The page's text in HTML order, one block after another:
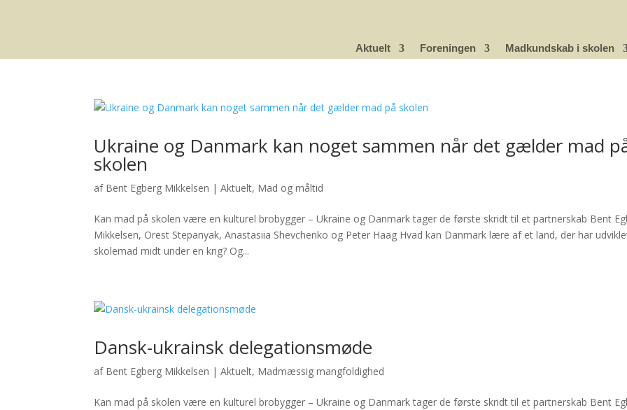
Aktuelt Foreningen Madkundskab i skolen
Ukraine og Danmark kan noget sammen når det gælder mad
skolen
af Bent Egberg Mikkelsen |Aktuelt, Mad og måltid
Kan mad på skolen være en kulturel brobygger – Ukraine og Danmark tager de første skridt til et partnerskab Bent
Mikkelsen, Orest Stepanyak, Anastasiia Shevchenko og Peter Haag Hvad kan Danmark lære af et land, der har
skolemad midt under en krig? Og...
Dansk-ukrainsk delegationsmøde
af Bent Egberg Mikkelsen |Aktuelt, Madmæssig mangfoldighed
Kan mad på skolen være en kulturel brobygger – Ukraine og Danmark tager de første skridt til et partnerskab Bent